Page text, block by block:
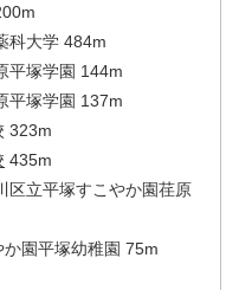
科大学 484m
平塚学園 144m
平塚学園 137m
323m
435m
区立平塚すこやか園荏原
園平塚幼稚園 75m